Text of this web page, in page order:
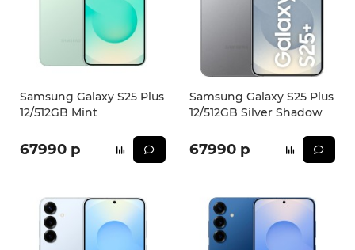
Samsung Galaxy S25 Plus
12/512GB Mint
67990 р
Samsung Galaxy S25 Plus
12/512GB Silver Shadow
67990 р